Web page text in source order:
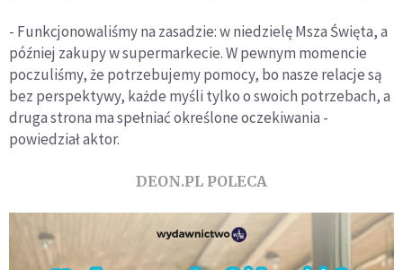
- Funkcjonowaliśmy na zasadzie: w niedzielę Msza Święta, a
później zakupy w supermarkecie. W pewnym momencie
poczuliśmy, że potrzebujemy pomocy, bo nasze relacje są
bez perspektywy, każde myśli tylko o swoich potrzebach, a
druga strona ma spełniać określone oczekiwania -
powiedział aktor.
DEON.PL POLECA